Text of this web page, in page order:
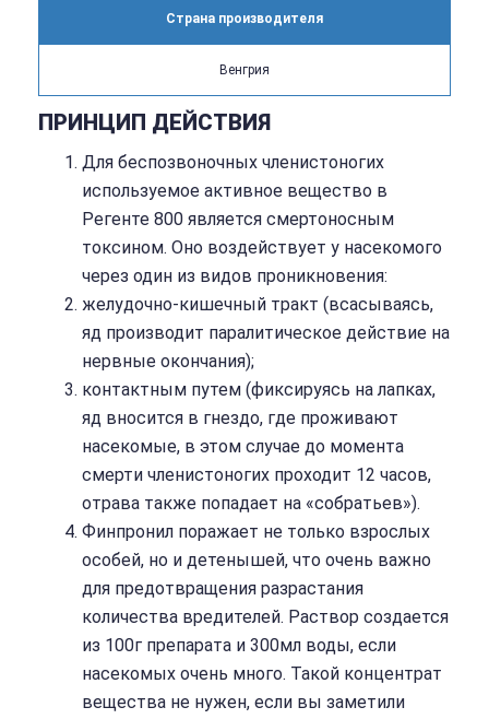
Страна производителя
Венгрия
ПРИНЦИП ДЕЙСТВИЯ
Для беспозвоночных членистоногих
используемое активное вещество в
Регенте 800 является смертоносным
токсином. Оно воздействует у насекомого
через один из видов проникновения:
желудочно-кишечный тракт (всасываясь,
яд производит паралитическое действие на
нервные окончания);
контактным путем (фиксируясь на лапках,
яд вносится в гнездо, где проживают
насекомые, в этом случае до момента
смерти членистоногих проходит 12 часов,
отрава также попадает на «собратьев»).
Финпронил поражает не только взрослых
особей, но и детенышей, что очень важно
для предотвращения разрастания
количества вредителей. Раствор создается
из 100г препарата и 300мл воды, если
насекомых очень много. Такой концентрат
вещества не нужен, если вы заметили